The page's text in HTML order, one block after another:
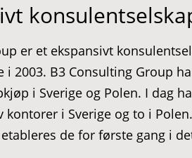
er et ekspansivt
i 2003. B3 Consulting Group
i Sverige og Polen. I dag
i Sverige og to i
de for første gang i